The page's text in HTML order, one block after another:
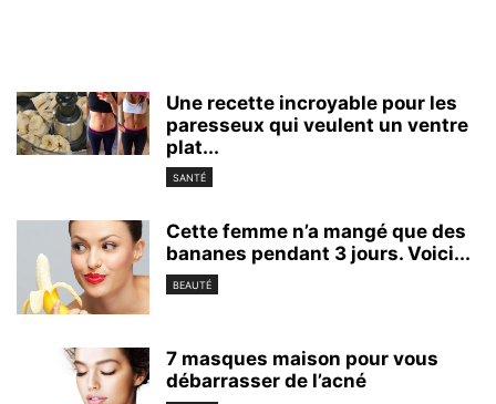
Une recette incroyable pour les
paresseux qui veulent un ventre
plat...
SANTÉ
Cette femme n’a mangé que des
bananes pendant 3 jours. Voici...
BEAUTÉ
7 masques maison pour vous
débarrasser de l’acné